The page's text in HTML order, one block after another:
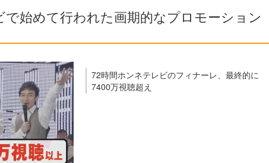
始めて行われた画期的なプロモーション
72時間ホンネテレビのフィナーレ、最終的に
7400万視聴超え